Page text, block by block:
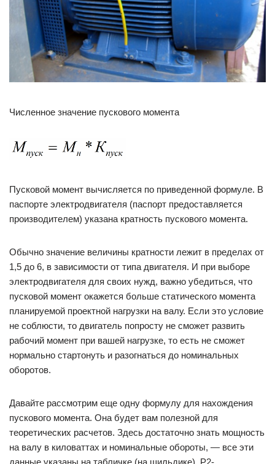
Численное значение пускового момента
Пусковой момент вычисляется по приведенной формуле. В
паспорте электродвигателя (паспорт предоставляется
производителем) указана кратность пускового момента.
Обычно значение величины кратности лежит в пределах от
1,5 до 6, в зависимости от типа двигателя. И при выборе
электродвигателя для своих нужд, важно убедиться, что
пусковой момент окажется больше статического момента
планируемой проектной нагрузки на валу. Если это условие
не соблюсти, то двигатель попросту не сможет развить
рабочий момент при вашей нагрузке, то есть не сможет
нормально стартонуть и разогнаться до номинальных
оборотов.
Давайте рассмотрим еще одну формулу для нахождения
пускового момента. Она будет вам полезной для
теоретических расчетов. Здесь достаточно знать мощность
на валу в киловаттах и номинальные обороты, — все эти